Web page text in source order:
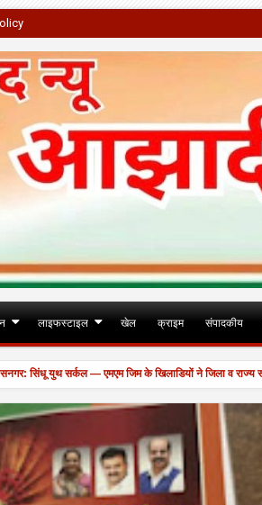
लाइफस्टाइल खेल क्राइम संपादकीय
युथ सर्कल — एमएम जिम के खिलाडियों ने जिला व राज्य स्तर